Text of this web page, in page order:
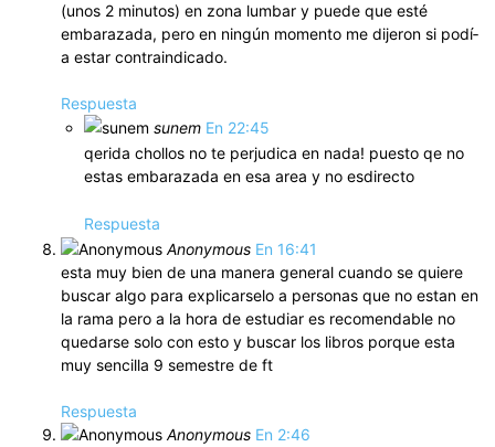
(unos 2 minutos) en zona lumbar y puede que esté
embarazada, pero en ningún momento me dijeron si podí­
a estar contraindicado.
Respuesta
sunem En 22:45
qerida chollos no te perjudica en nada! puesto qe no
estas embarazada en esa area y no esdirecto
Respuesta
Anonymous En 16:41
esta muy bien de una manera general cuando se quiere
buscar algo para explicarselo a personas que no estan en
la rama pero a la hora de estudiar es recomendable no
quedarse solo con esto y buscar los libros porque esta
muy sencilla 9 semestre de ft
Respuesta
Anonymous En 2:46